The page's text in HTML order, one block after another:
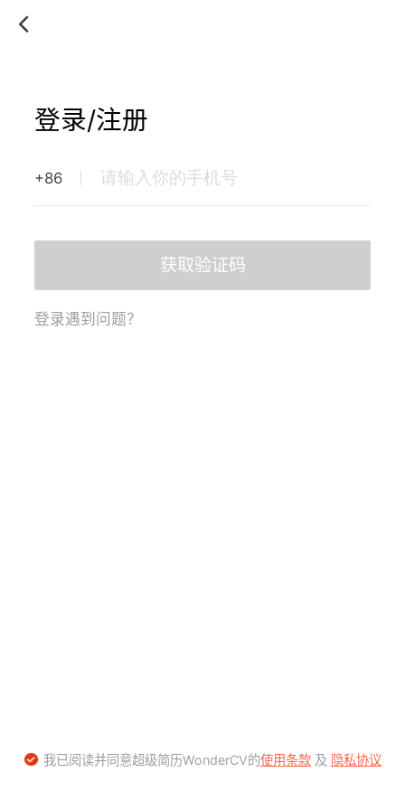
登录/注册
+86
获取验证码
登录遇到问题？
我已阅读并同意超级简历WonderCV的使用条款及 隐私协议